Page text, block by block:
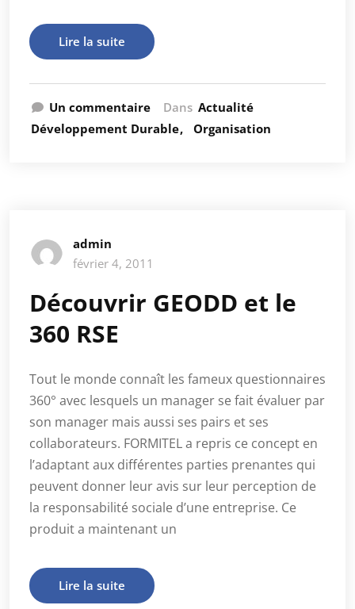
Lire la suite
Un commentaire Dans Actualité
Développement Durable
Organisation
admin
février 4, 2011
Découvrir GEODD et le
360 RSE
Tout le monde connaît les fameux questionnaires
360° avec lesquels un manager se fait évaluer par
son manager mais aussi ses pairs et ses
collaborateurs. FORMITEL a repris ce concept en
l’adaptant aux différentes parties prenantes qui
peuvent donner leur avis sur leur perception de
la responsabilité sociale d’une entreprise. Ce
produit a maintenant un
Lire la suite